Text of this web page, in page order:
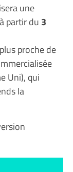
une
partir du 3
proche de
Uni), qui
la